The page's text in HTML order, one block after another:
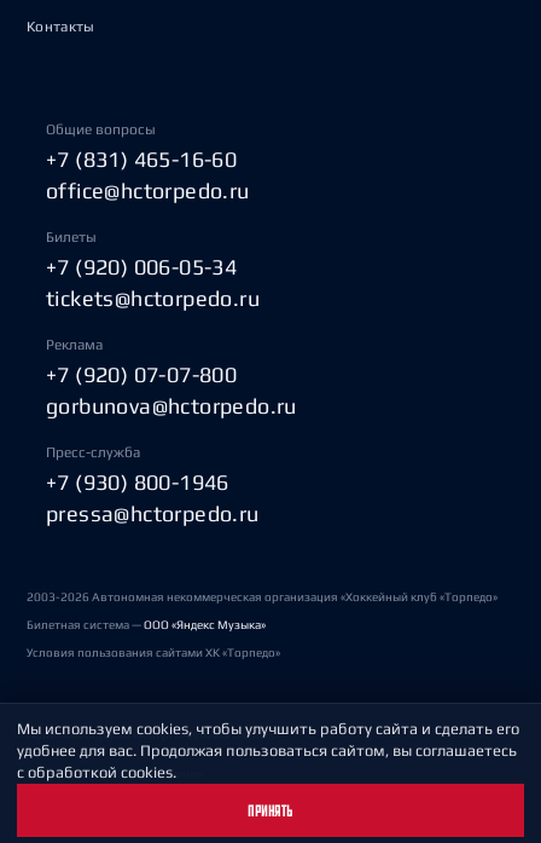
Контакты
Общие вопросы
+7 (831) 465-16-60
office@hctorpedo.ru
Билеты
+7 (920) 006-05-34
tickets@hctorpedo.ru
Реклама
+7 (920) 07-07-800
gorbunova@hctorpedo.ru
Пресс-служба
+7 (930) 800-1946
pressa@hctorpedo.ru
2003-2026 Автономная некоммерческая организация «Хоккейный клуб «Торпедо»
Билетная система —ООО «Яндекс Музыка»
Условия пользования сайтами ХК «Торпедо»
Политика обработки персональных данных
Пользовательское соглашение
Мы используем cookies, чтобы улучшить работу сайта и сделать его
удобнее для вас. Продолжая пользоваться сайтом, вы соглашаетесь
с обработкой cookies.
ПРИНЯТЬ